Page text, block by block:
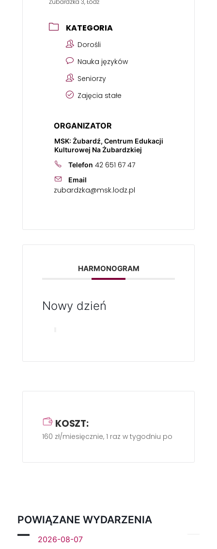
Żubardzka 3, Łódź
KATEGORIA
Dorośli
Nauka języków
Seniorzy
Zajęcia stałe
ORGANIZATOR
MSK: Żubardź, Centrum Edukacji
Kulturowej Na Żubardzkiej
Telefon 42 651 67 47
Email
zubardzka@msk.lodz.pl
HARMONOGRAM
Nowy dzień
KOSZT:
160 zł/miesięcznie, 1 raz w tygodniu po 60 min.
POWIĄZANE WYDARZENIA
2026-08-07